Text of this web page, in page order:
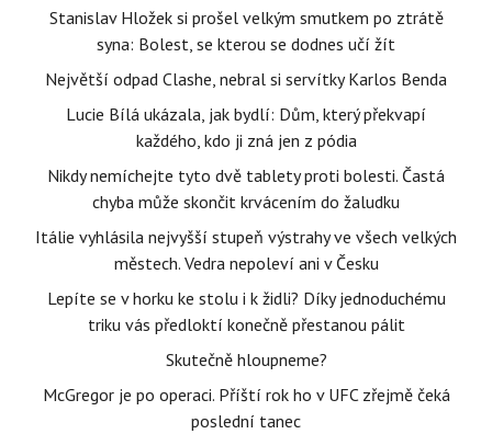
Stanislav Hložek si prošel velkým smutkem po ztrátě
syna: Bolest, se kterou se dodnes učí žít
Největší odpad Clashe, nebral si servítky Karlos Benda
Lucie Bílá ukázala, jak bydlí: Dům, který překvapí
každého, kdo ji zná jen z pódia
Nikdy nemíchejte tyto dvě tablety proti bolesti. Častá
chyba může skončit krvácením do žaludku
Itálie vyhlásila nejvyšší stupeň výstrahy ve všech velkých
městech. Vedra nepoleví ani v Česku
Lepíte se v horku ke stolu i k židli? Díky jednoduchému
triku vás předloktí konečně přestanou pálit
Skutečně hloupneme?
McGregor je po operaci. Příští rok ho v UFC zřejmě čeká
poslední tanec